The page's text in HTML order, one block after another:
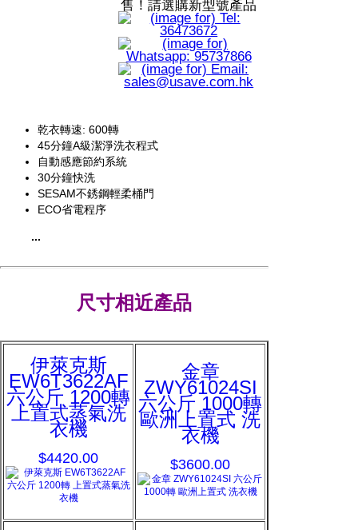
乾衣轉速: 600轉
45分鐘A級潔淨洗衣程式
自動感應節約系統
30分鐘快洗
SESAM不銹鋼輕柔桶門
ECO省電程序
...
尺寸相近產品
伊萊克斯
EW6T3622AF
六公斤 1200轉
上置式蒸氣洗
衣機
$4420.00
金章
ZWY61024SI
六公斤 1000轉
歐洲上置式 洗
衣機
$3600.00